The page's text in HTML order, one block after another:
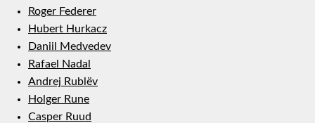
Roger Federer
Hubert Hurkacz
Daniil Medvedev
Rafael Nadal
Andrej Rublëv
Holger Rune
Casper Ruud